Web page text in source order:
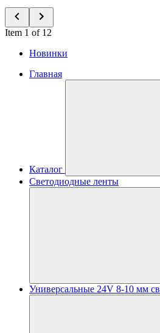
Item 1 of 12
Новинки
Главная
Каталог
Светодиодные ленты
Универсальные 24V 8-10 мм